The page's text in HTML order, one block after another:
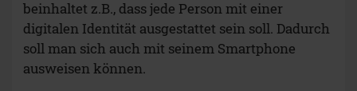
beinhaltet z.B., dass jede Person mit einer
digitalen Identität ausgestattet sein soll. Dadurch
soll man sich auch mit seinem Smartphone
ausweisen können.